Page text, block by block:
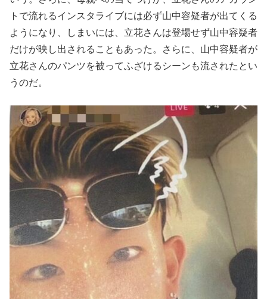
トで流れるインスタライブには必ず山中容疑者が出てくる
ようになり、しまいには、立花さんは登場せず山中容疑者
だけが映し出されることもあった。さらに、山中容疑者が
立花さんのパンツを被ってふざけるシーンも流されたとい
うのだ。